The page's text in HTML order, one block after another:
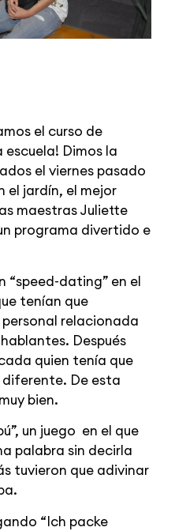
el curso de
Dimos la
el viernes pasado
el jardín, el mejor
maestras Juliette
programa divertido e
“speed-dating” en el
tenían que
relacionada
Después
quien tenía que
De esta
bien.
un juego en el que
palabra sin decirla
tuvieron que adivinar
“Ich packe